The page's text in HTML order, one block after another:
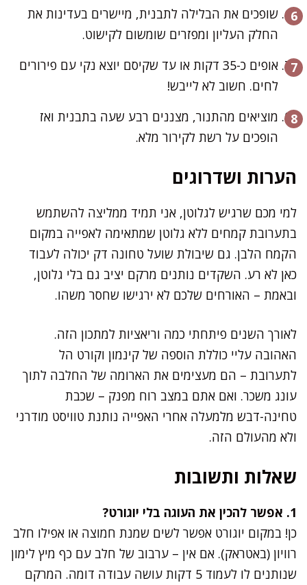
שופכים את הבלילה לתבנית, מיישרים בעדינות את
החלק העליון ומפזרים שומשום לקישוט.
אופים כ-35 דקות או עד שקיסם יוצא נקי עם פירורים
לחים. חשוב לא לייבש!
מוציאים מהתנור, מצננים רבע שעה בתבנית ואז
הופכים על רשת לקירור מלא.
הערות ושדרוגים
למי מכם שרגיש לגלוטן, אני תמיד ממליצה להשתמש
בתערובת קמחים ללא גלוטן שמתאימה לאפייה במקום
הקמח הלבן. גם שיבולת שועל טחונה דק יכולה לעבוד
כאן לא רע. השקדים נותנים מרקם יציב גם בלי גלוטן,
ובאמת – האורחים שלכם לא ירגישו שחסר משהו.
לאורך השנים פיתחתי כמה וריאציות למתכון הזה.
האהובה עליי כוללת הוספה של קינמון וקורט הל
לתערובת – הם מעצימים את הארומה של החלבה לתוך
עונג משכר. ואם אתם במצב רוח מפנק – שכבת
טחינה-דבש מלמעלה אחרי האפייה נותנת טוויסט מודרני
ולא מהעולם הזה.
שאלות ותשובות
1. אפשר להכין את העוגה בלי יוגורט?
כן! במקום יוגורט אפשר לשים שמנת חמוצה או אפילו חלב
רוויון (באטראק). אם אין – ערבוב של חלב עם כף מיץ לימון
שנותנים לו לעמוד 5 דקות עושה עבודה דומה. המרקם